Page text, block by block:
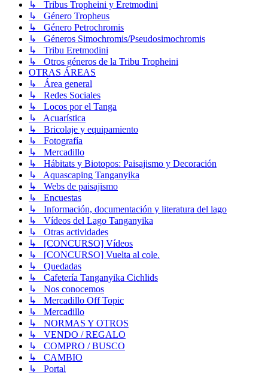
↳ Tribus Tropheini y Eretmodini
↳ Género Tropheus
↳ Género Petrochromis
↳ Géneros Simochromis/Pseudosimochromis
↳ Tribu Eretmodini
↳ Otros géneros de la Tribu Tropheini
OTRAS ÁREAS
↳ Área general
↳ Redes Sociales
↳ Locos por el Tanga
↳ Acuarística
↳ Bricolaje y equipamiento
↳ Fotografía
↳ Mercadillo
↳ Hábitats y Biotopos: Paisajismo y Decoración
↳ Aquascaping Tanganyika
↳ Webs de paisajismo
↳ Encuestas
↳ Información, documentación y literatura del lago
↳ Vídeos del Lago Tanganyika
↳ Otras actividades
↳ [CONCURSO] Vídeos
↳ [CONCURSO] Vuelta al cole.
↳ Quedadas
↳ Cafetería Tanganyika Cichlids
↳ Nos conocemos
↳ Mercadillo Off Topic
↳ Mercadillo
↳ NORMAS Y OTROS
↳ VENDO / REGALO
↳ COMPRO / BUSCO
↳ CAMBIO
↳ Portal